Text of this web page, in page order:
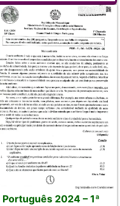
Português 2024 – 1ª